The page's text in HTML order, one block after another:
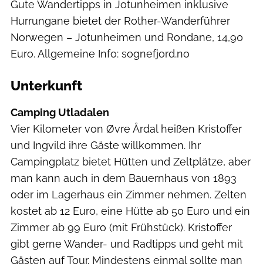
Gute Wandertipps in Jotunheimen inklusive
Hurrungane bietet der Rother-Wanderführer
Norwegen – Jotunheimen und Rondane, 14,90
Euro. Allgemeine Info: sognefjord.no
Unterkunft
Camping Utladalen
Vier Kilometer von Øvre Årdal heißen Kristoffer
und Ingvild ihre Gäste willkommen. Ihr
Campingplatz bietet Hütten und Zeltplätze, aber
man kann auch in dem Bauernhaus von 1893
oder im Lagerhaus ein Zimmer nehmen. Zelten
kostet ab 12 Euro, eine Hütte ab 50 Euro und ein
Zimmer ab 99 Euro (mit Frühstück). Kristoffer
gibt gerne Wander- und Radtipps und geht mit
Gästen auf Tour. Mindestens einmal sollte man